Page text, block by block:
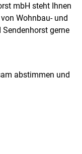
mbH steht Ihnen
Wohnbau- und
gerne
abstimmen und